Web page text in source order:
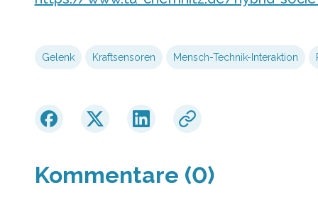
Gelenk Kraftsensoren Mensch-Technik-Interaktion
Kommentare (0)